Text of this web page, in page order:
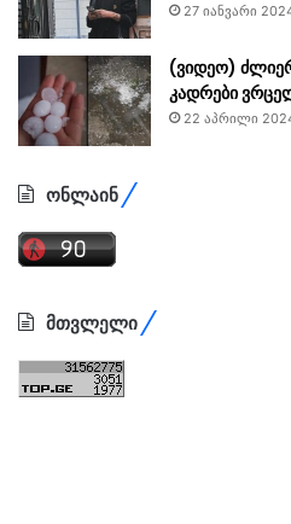
27 იანვარი
(ვიდეო)
კადრები
22 აპრილი
ონლაინ
მთვლელი